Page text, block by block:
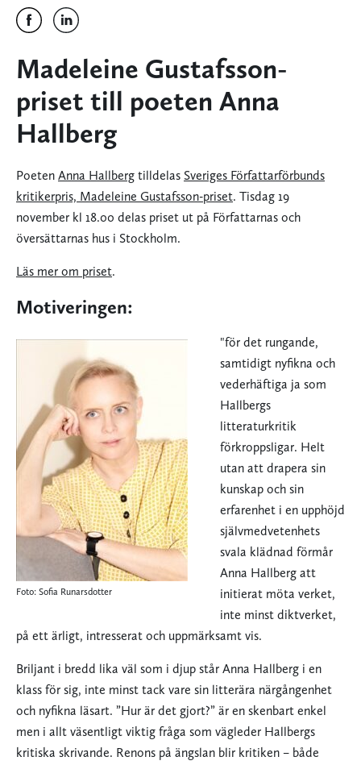
Madeleine Gustafsson-
priset till poeten Anna
Hallberg
Poeten Anna Hallberg tilldelas Sveriges Författarförbunds
kritikerpris, Madeleine Gustafsson-priset. Tisdag 19
november kl 18.00 delas priset ut på Författarnas och
översättarnas hus i Stockholm.
Läs mer om priset.
Motiveringen:
Foto: Sofia Runarsdotter
"för det rungande,
samtidigt nyfikna och
vederhäftiga ja som
Hallbergs
litteraturkritik
förkroppsligar. Helt
utan att drapera sin
kunskap och sin
erfarenhet i en upphöjd
självmedvetenhets
svala klädnad förmår
Anna Hallberg att
initierat möta verket,
inte minst diktverket,
på ett ärligt, intresserat och uppmärksamt vis.
Briljant i bredd lika väl som i djup står Anna Hallberg i en
klass för sig, inte minst tack vare sin litterära närgångenhet
och nyfikna läsart. ”Hur är det gjort?” är en skenbart enkel
men i allt väsentligt viktig fråga som vägleder Hallbergs
kritiska skrivande. Renons på ängslan blir kritiken – både